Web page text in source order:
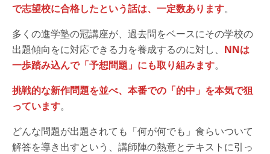
で志望校に合格したという話は、一定数あります。
多くの進学塾の冠講座が、過去問をベースにその学校の
出題傾向をに対応できる力を養成するのに対し、 NNは
一歩踏み込んで「予想問題」にも取り組みます。
挑戦的な新作問題を並べ、本番での「的中」を本気で狙
っています。
どんな問題が出題されても「何が何でも」食らいついて
解答を導き出すという、講師陣の熱意とテキストに引っ